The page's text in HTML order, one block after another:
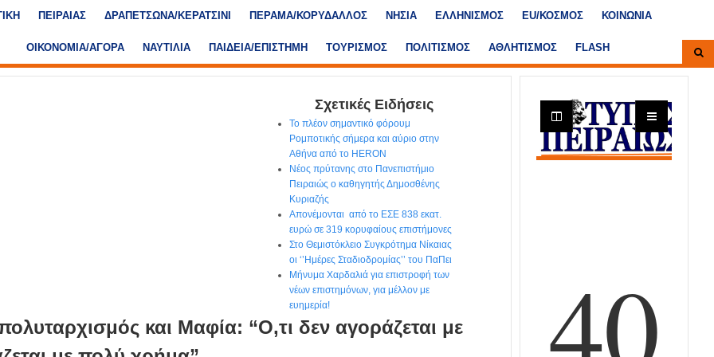
ΠΕΙΡΑΙΑΣ ΔΡΑΠΕΤΣΩΝΑ/ΚΕΡΑΤΣΙΝΙ ΠΕΡΑΜΑ/ΚΟΡΥΔΑΛΛΟΣ ΝΗΣΙΑ ΕΛΛΗΝΙΣΜΟΣ ΕU/ΚΟΣΜΟΣ ΚΟΙΝΩΝΙΑ
ΟΙΚΟΝΟΜΙΑ/ΑΓΟΡΑ ΝΑΥΤΙΛΙΑ ΠΑΙΔΕΙΑ/ΕΠΙΣΤΗΜΗ ΤΟΥΡΙΣΜΟΣ ΠΟΛΙΤΙΣΜΟΣ ΑΘΛΗΤΙΣΜΟΣ FLASH
Σχετικές Ειδήσεις
Το πλέον σημαντικό φόρουμ
Ρομποτικής σήμερα και αύριο στην
Αθήνα από το HERON
Νέος πρύτανης στο Πανεπιστήμιο
Πειραιώς ο καθηγητής Δημοσθένης
Κυριαζής
Απονέμονται από το ΕΣΕ 838 εκατ.
ευρώ σε 319 κορυφαίους επιστήμονες
Στο Θεμιστόκλειο Συγκρότημα Νίκαιας
οι ‘’Ημέρες Σταδιοδρομίας’’ του ΠαΠει
Μήνυμα Χαρδαλιά για επιστροφή των
νέων επιστημόνων, για μέλλον με
ευημερία!
και Μαφία: “Ο,τι δεν αγοράζεται με